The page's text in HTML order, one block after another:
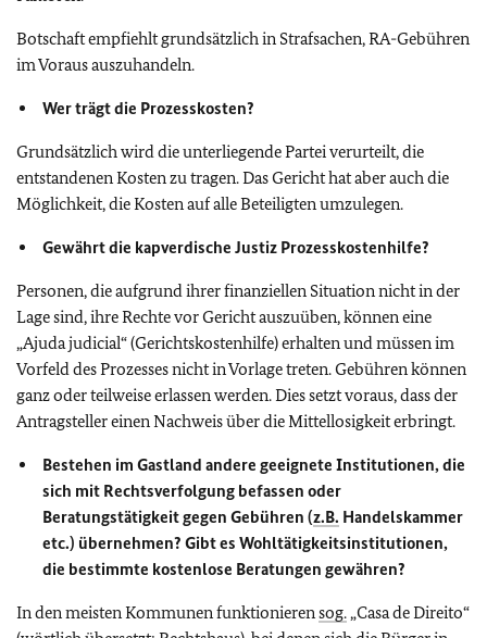
Botschaft empfiehlt grundsätzlich in Strafsachen, RA-Gebühren
im Voraus auszuhandeln.
Wer trägt die Prozesskosten?
Grundsätzlich wird die unterliegende Partei verurteilt, die
entstandenen Kosten zu tragen. Das Gericht hat aber auch die
Möglichkeit, die Kosten auf alle Beteiligten umzulegen.
Gewährt die kapverdische Justiz Prozesskostenhilfe?
Personen, die aufgrund ihrer finanziellen Situation nicht in der
Lage sind, ihre Rechte vor Gericht auszuüben, können eine
„Ajuda judicial“ (Gerichtskostenhilfe) erhalten und müssen im
Vorfeld des Prozesses nicht in Vorlage treten. Gebühren können
ganz oder teilweise erlassen werden. Dies setzt voraus, dass der
Antragsteller einen Nachweis über die Mittellosigkeit erbringt.
Bestehen im Gastland andere geeignete Institutionen, die
sich mit Rechtsverfolgung befassen oder
Beratungstätigkeit gegen Gebühren (z.B. Handelskammer
etc.) übernehmen? Gibt es Wohltätigkeitsinstitutionen,
die bestimmte kostenlose Beratungen gewähren?
In den meisten Kommunen funktionieren sog. „Casa de Direito“